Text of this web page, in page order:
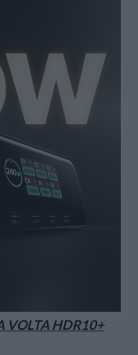
VOLTA HDR10+